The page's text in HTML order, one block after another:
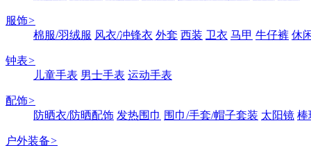
服饰>
棉服/羽绒服 风衣/冲锋衣 外套 西装 卫衣 马甲 牛仔裤 休
钟表>
儿童手表 男士手表 运动手表
配饰>
防晒衣/防晒配饰 发热围巾 围巾/手套/帽子套装 太阳镜 棒
户外装备>